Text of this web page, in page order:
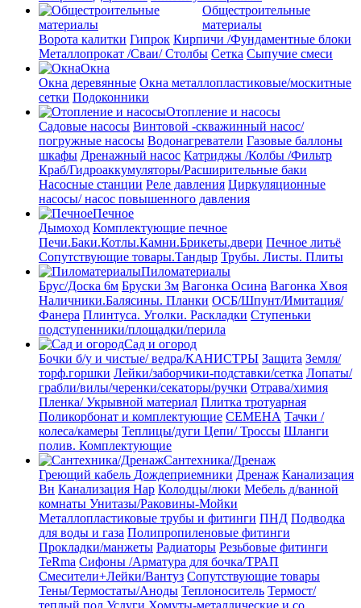
Общестроительные
материалы
Ворота калитки Гипрок Кирпичи /Фундаментные блоки
Металлопрокат /Сваи/ Столбы Сетка Сыпучие смеси
Окна
Окна деревянные Окна металлопластиковые/москитные
сетки Подоконники
Отопление и насосы
Cадовые насосы Винтовой -скважинный насос/
погружные насосы Водонагреватели Газовые баллоны
шкафы Дренажный насос Катриджы /Колбы /Фильтр
Краб/Гидроаккумуляторы/Расширительные баки
Насосные станции Реле давления Циркуляционные
насосы/ насос повышенного давления
Печное
Дымоход Комплектующие печное
Печи.Баки.Котлы.Камни.Брикеты.двери Печное литьё
Сопутствующие товары.Тандыр Трубы. Листы. Плиты
Пиломатериалы
Брус/Доска 6м Бруски 3м Вагонка Осина Вагонка Хвоя
Наличники.Балясины. Планки ОСБ/Шпунт/Имитация/
Фанера Плинтуса. Уголки. Раскладки Ступеньки
подступенники/площадки/перила
Сад и огород
Бочки б/у и чистые/ ведра/КАНИСТРЫ Защита Земля/
торф.горшки Лейки/заборчики-подставки/сетка Лопаты/
грабли/вилы/черенки/секаторы/ручки Отрава/химия
Пленка/ Укрывной материал Плитка тротуарная
Поликорбонат и комплектующие СЕМЕНА Тачки /
колеса/камеры Теплицы/дуги Цепи/ Троссы Шланги
полив. Комплектующие
Сантехника/Дренаж
Греющий кабель Дождеприемники Дренаж Канализация
Вн Канализация Нар Колодцы/люки Мебель д/ванной
комнаты Унитазы/Раковины-Мойки
Металлопластиковые трубы и фитинги ПНД Подводка
для воды и газа Полипропиленовые фитинги
Прокладки/манжеты Радиаторы Резьбовые фитинги
TeRma Сифоны /Арматура для бочка/ТРАП
Смесители+Лейки/Вантуз Сопутствующие товары
Тены/Термостаты/Аноды Теплоноситель Термост/
теплый пол Услуги Хомуты-металлические и со